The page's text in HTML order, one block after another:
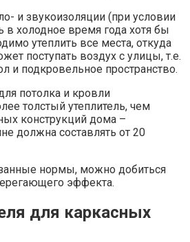
и звукоизоляции (при условии
в холодное время года хотя бы
утеплить все места, откуда
поступать воздух с улицы, т.е.
и подкровельное пространство.
потолка и кровли
толстый утеплитель, чем
конструкций дома –
должна составлять от 20
нормы, можно добиться
эффекта.
для каркасных